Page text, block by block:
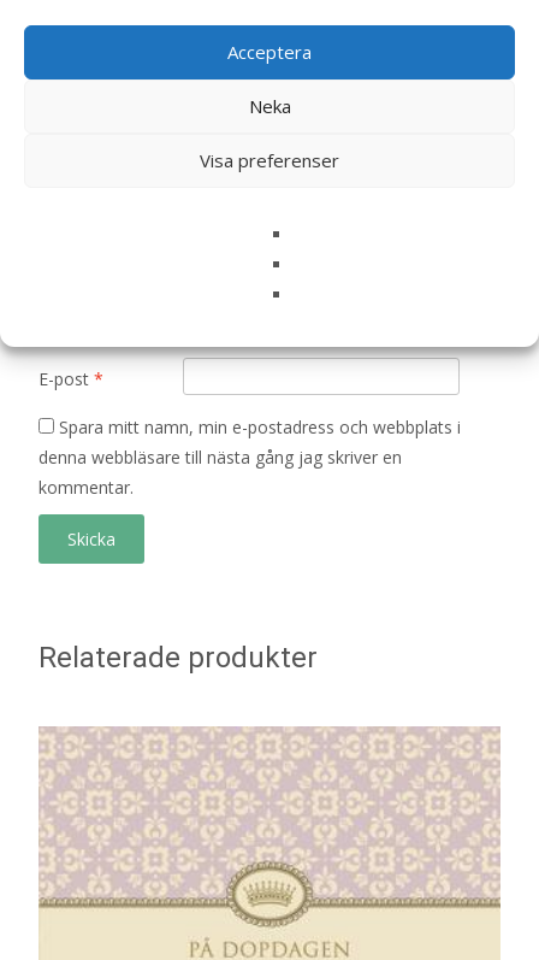
Acceptera
Neka
Visa preferenser
Ditt betyg*
E-post *
Spara mitt namn, min e-postadress och webbplats i
denna webbläsare till nästa gång jag skriver en
kommentar.
Relaterade produkter